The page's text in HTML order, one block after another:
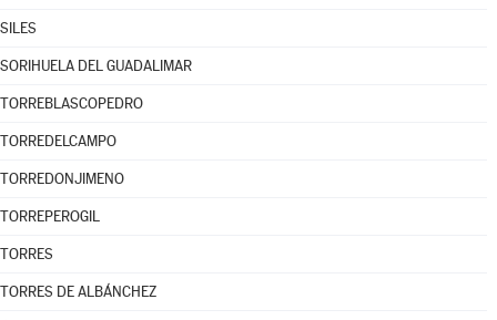
SILES
SORIHUELA DEL GUADALIMAR
TORREBLASCOPEDRO
TORREDELCAMPO
TORREDONJIMENO
TORREPEROGIL
TORRES
TORRES DE ALBÁNCHEZ